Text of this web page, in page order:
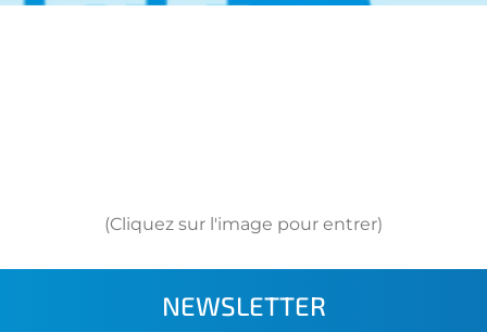
(Cliquez sur l'image pour entrer)
NEWSLETTER